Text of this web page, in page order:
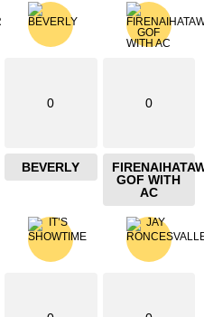
0
BEVERLY
0
GOF WITH
AC